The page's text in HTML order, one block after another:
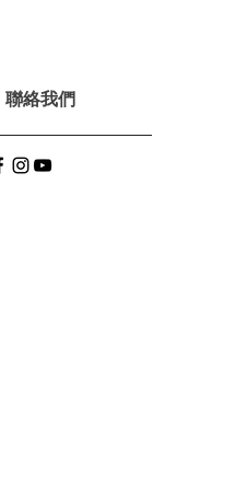
聯絡我們